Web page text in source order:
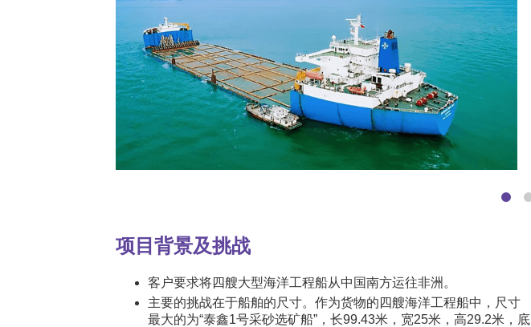
项目背景及挑战
客户要求将四艘大型海洋工程船从中国南方运往非洲。
主要的挑战在于船舶的尺寸。作为货物的四艘海洋工程船中，尺寸
最大的为“泰鑫1号采砂选矿船”，长99.43米，宽25米，高29.2米，底